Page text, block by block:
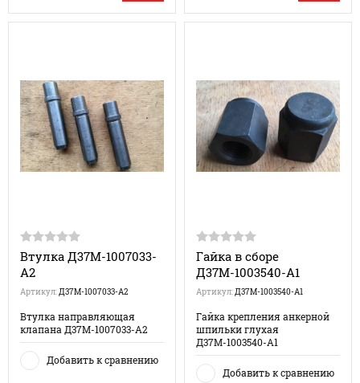
Втулка Д37М-1007033-
А2
Артикул:Д37М-1007033-А2
Втулка направляющая
клапана Д37М-1007033-А2
Добавить к сравнению
Гайка в сборе
Д37М-1003540-А1
Артикул:Д37М-1003540-А1
Гайка крепления анкерной
шпильки глухая
Д37М-1003540-А1
Добавить к сравнению